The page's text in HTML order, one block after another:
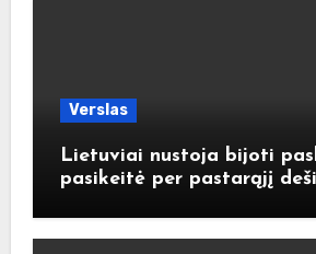
Verslas
Lietuviai nustoja bijoti
pasikeitė per pastarąjį